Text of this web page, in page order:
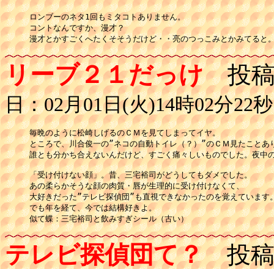
ロンブーのネタ1回もミタコトありません。
コントなんですか、漫才？
漫才とかすごくへたくそそうだけど・・亮のつっこみとかみてると
リーブ２１だっけ投稿
日：02月01日(火)14時02分22秒
毎晩のように松崎しげるのＣＭを見てしまってイヤ。
ところで、川合俊一の”ネコの自動トイレ（？）”のＣＭ見たことあ
誰とも分かち合えないんだけど、すごく痛々しいものでした。夜中
「受け付けない顔」。昔、三宅裕司がどうしてもダメでした。
あの柔らかそうな顔の肉質・唇が生理的に受け付けなくて、
大好きだった”テレビ探偵団”も直視できなかったのを覚えています
でも年を経て、今では結構好きよ。
似て蝶：三宅裕司と飲みすぎシール（古い）
テレビ探偵団て？投稿